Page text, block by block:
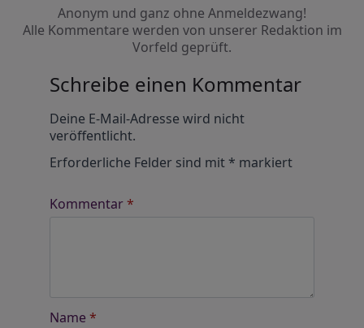
Anonym und ganz ohne Anmeldezwang!
Alle Kommentare werden von unserer Redaktion im
Vorfeld geprüft.
Schreibe einen Kommentar
Deine E-Mail-Adresse wird nicht
veröffentlicht.
Erforderliche Felder sind mit* markiert
Kommentar*
Name *